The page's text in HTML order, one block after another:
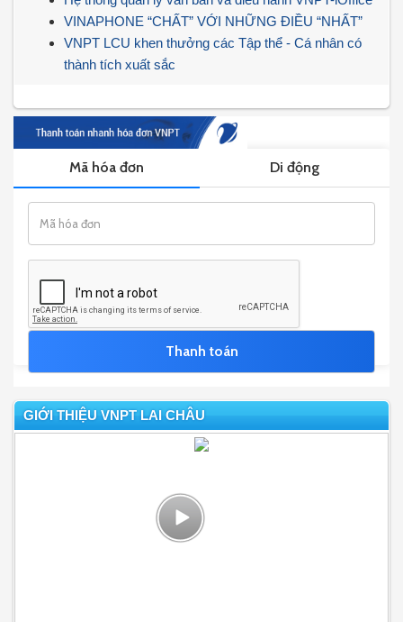
VINAPHONE “CHẤT” VỚI NHỮNG ĐIỀU “NHẤT”
VNPT LCU khen thưởng các Tập thể - Cá nhân có
thành tích xuất sắc
GIỚI THIỆU VNPT LAI CHÂU